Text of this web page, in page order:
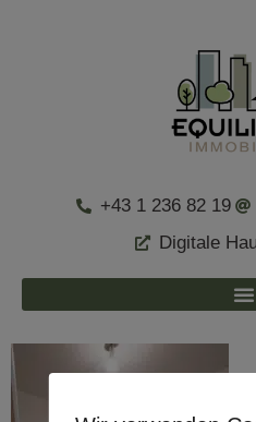
+43 1 236 82 19
Digitale